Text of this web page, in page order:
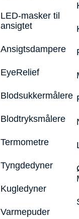
LED-masker til
ansigtet
Ansigtsdampere
EyeRelief
Blodsukkermålere
Blodtryksmålere
Termometre
Tyngdedyner
Kugledyner
Varmepuder